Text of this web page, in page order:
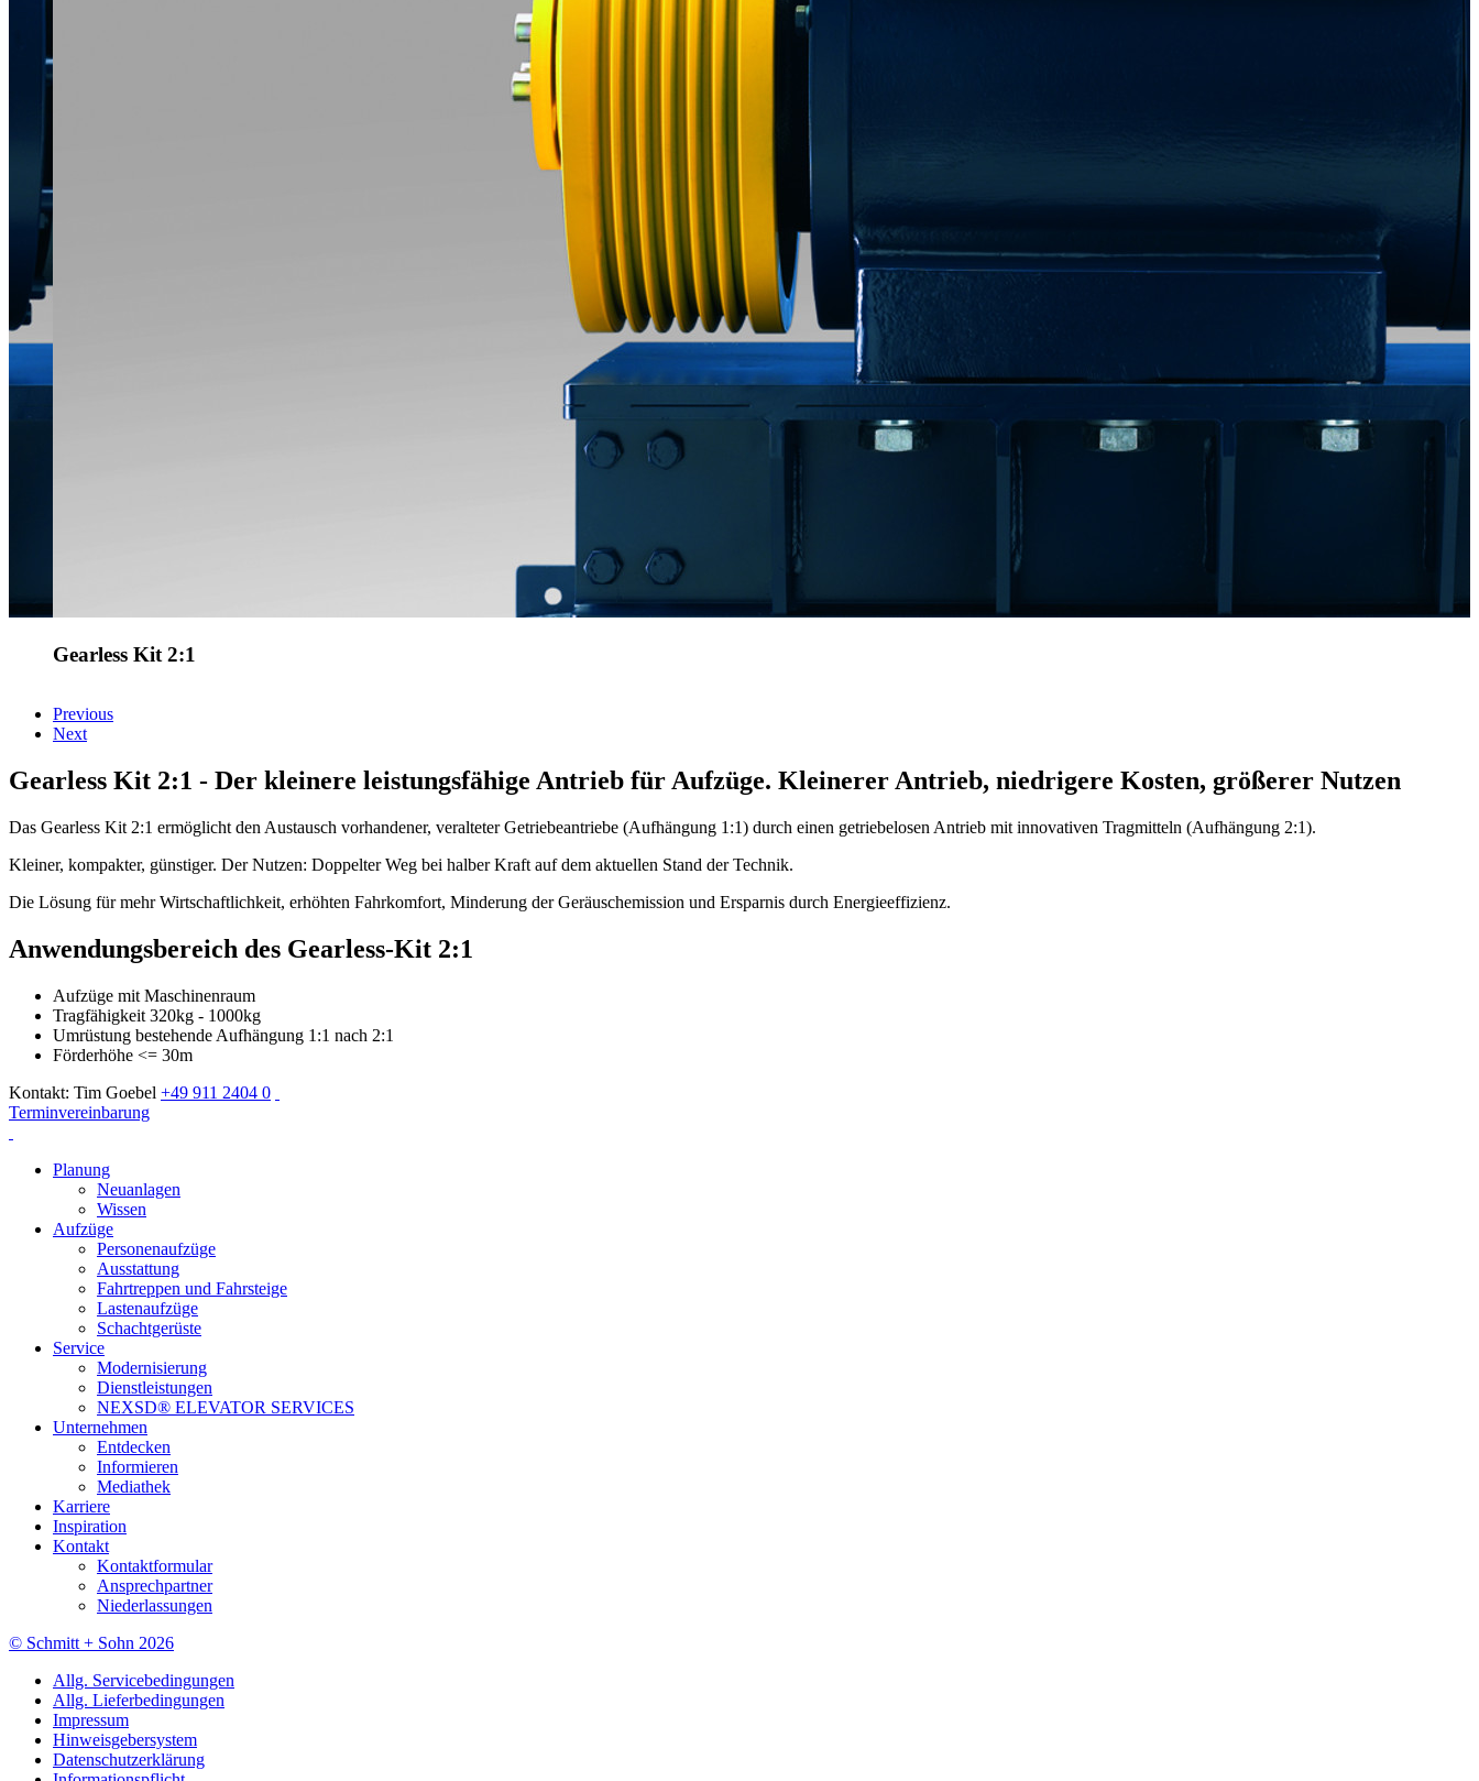
Gearless Kit 2:1
Previous
Next
Gearless Kit 2:1 - Der kleinere leistungsfähige Antrieb für Aufzüge. Kleinerer Antrieb, niedrigere Kosten, größerer Nutzen
Das Gearless Kit 2:1 ermöglicht den Austausch vorhandener, veralteter Getriebeantriebe (Aufhängung 1:1) durch einen getriebelosen Antrieb mit innovativen Tragmitteln (Aufhängung 2:1).
Kleiner, kompakter, günstiger. Der Nutzen: Doppelter Weg bei halber Kraft auf dem aktuellen Stand der Technik.
Die Lösung für mehr Wirtschaftlichkeit, erhöhten Fahrkomfort, Minderung der Geräuschemission und Ersparnis durch Energieeffizienz.
Anwendungsbereich des Gearless-Kit 2:1
Aufzüge mit Maschinenraum
Tragfähigkeit 320kg - 1000kg
Umrüstung bestehende Aufhängung 1:1 nach 2:1
Förderhöhe <= 30m
Kontakt: Tim Goebel +49 911 2404 0
Terminvereinbarung
Planung
Neuanlagen
Wissen
Aufzüge
Personenaufzüge
Ausstattung
Fahrtreppen und Fahrsteige
Lastenaufzüge
Schachtgerüste
Service
Modernisierung
Dienstleistungen
NEXSD® ELEVATOR SERVICES
Unternehmen
Entdecken
Informieren
Mediathek
Karriere
Inspiration
Kontakt
Kontaktformular
Ansprechpartner
Niederlassungen
© Schmitt + Sohn 2026
Allg. Servicebedingungen
Allg. Lieferbedingungen
Impressum
Hinweisgebersystem
Datenschutzerklärung